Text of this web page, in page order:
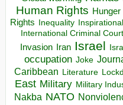
Human Rights Hunger
Rights
Inequality Inspirational
International Criminal
Invasion Iran Israel
occupation Joke
Caribbean
Literature
East Military Military
Nakba NATO